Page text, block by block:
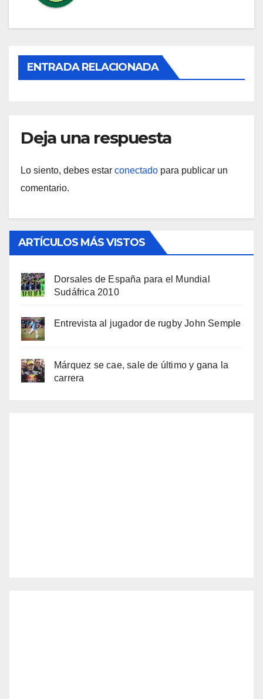
ENTRADA RELACIONADA
Deja una respuesta
Lo siento, debes estar conectado para publicar un
comentario.
ARTÍCULOS MÁS VISTOS
Dorsales de España para el Mundial
Sudáfrica 2010
Entrevista al jugador de rugby John Semple
Márquez se cae, sale de último y gana la
carrera